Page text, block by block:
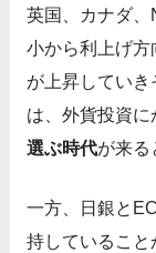
英国、カナダ
小から利上げ方
が上昇してい
は、外貨投資に
選ぶ時代が来る
一方、日銀と
持していること